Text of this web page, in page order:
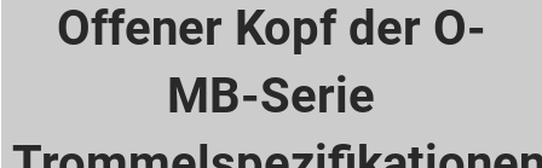
Offener Kopf der O-
MB-Serie